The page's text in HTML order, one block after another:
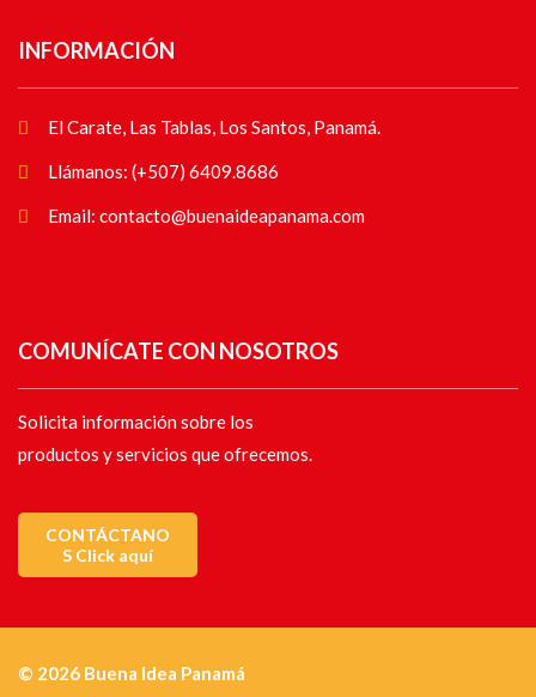
INFORMACIÓN
El Carate, Las Tablas, Los Santos, Panamá.
Llámanos: (+507) 6409.8686
Email: contacto@buenaideapanama.com
COMUNÍCATE CON NOSOTROS
Solicita información sobre los
productos y servicios que ofrecemos.
CONTÁCTANO
S Click aquí
© 2026 Buena Idea Panamá